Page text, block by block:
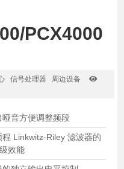
PCX4000
信号处理器
周边设备
哑音方便调整频段
程 Linkwitz-Riley 滤波器的
效能